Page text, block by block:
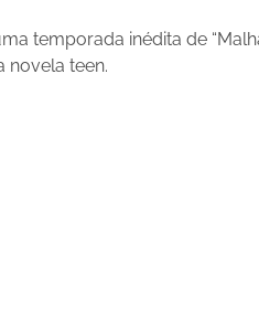
temporada inédita de
novela teen.